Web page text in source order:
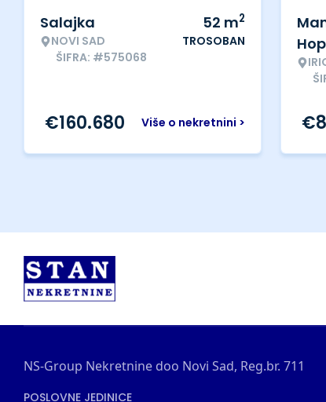
Salajka
NOVI SAD
ŠIFRA: #575068
52 m2
TROSOBAN
Više o nekretnini >
€160.680 €
NS-Group Nekretnine doo Novi Sad, Reg.br. 711
POSLOVNE JEDINICE